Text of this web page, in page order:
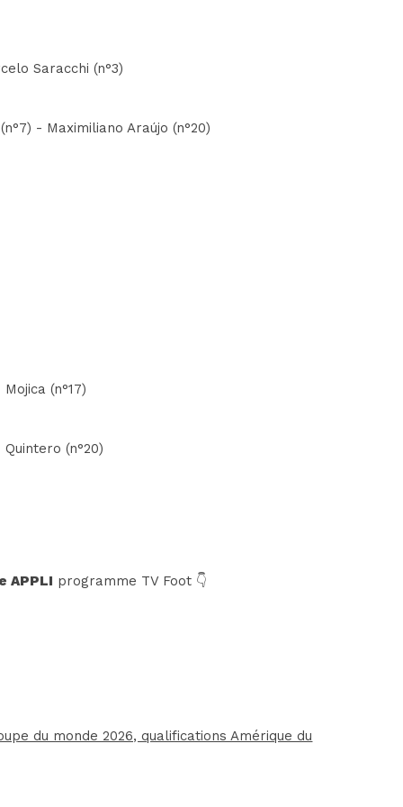
Saracchi (n°3)
- Maximiliano Araújo (n°20)
(n°17)
(n°20)
APPLI programme TV Foot 👇
du monde 2026, qualifications Amérique du